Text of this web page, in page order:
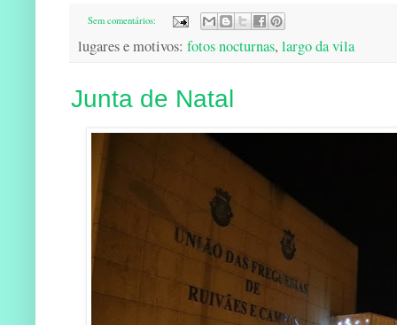
Sem comentários:
lugares e motivos: fotos nocturnas, largo da vila
Junta de Natal